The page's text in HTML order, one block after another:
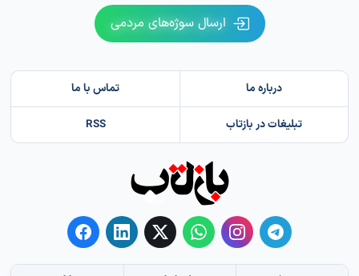
ارسال سوژه‌های مردمی
درباره ما تماس با ما
تبلیغات در بازتاب RSS